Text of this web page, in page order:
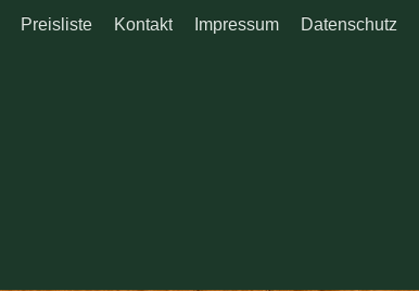
Preisliste Kontakt Impressum Datenschutz